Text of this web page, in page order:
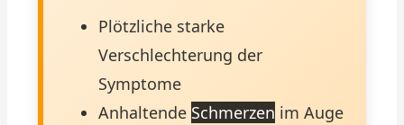
Plötzliche starke
Verschlechterung der
Symptome
Anhaltende Schmerzen im Auge